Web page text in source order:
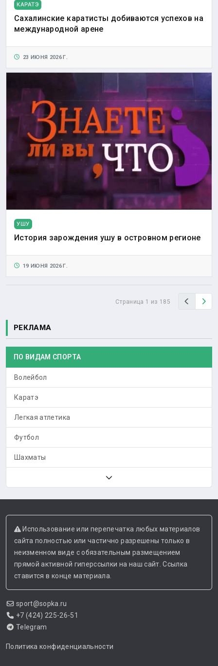
КАРАТЭ
Сахалинские каратисты добиваются успехов на
международной арене
23 ИЮНЯ 2026 Г.
УШУ
История зарождения ушу в островном регионе
19 ИЮНЯ 2026 Г.
Страница 1 из 185 Назад
РЕКЛАМА
ПО ВИДАМ СПОРТА
Волейбол
Каратэ
Легкая атлетика
Футбол
Шахматы
Использование или перепечатка любых материалов
сайта полностью или частично разрешены только в
неизменном виде с обязательным размещением
прямой активной гиперссылки на наш сайт. Ссылка
ставится в конце материала.
sport@sopka.ru
+7 (424) 225-26-51
Telegram
Политика конфиденциальности